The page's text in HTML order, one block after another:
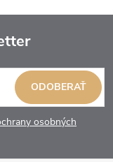
osobných
ODOBERAŤ